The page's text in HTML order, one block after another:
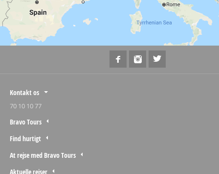
Kontakt os
70 10 10 77
Bravo Tours
Find hurtigt
At rejse med Bravo Tours
Aktuelle rejser